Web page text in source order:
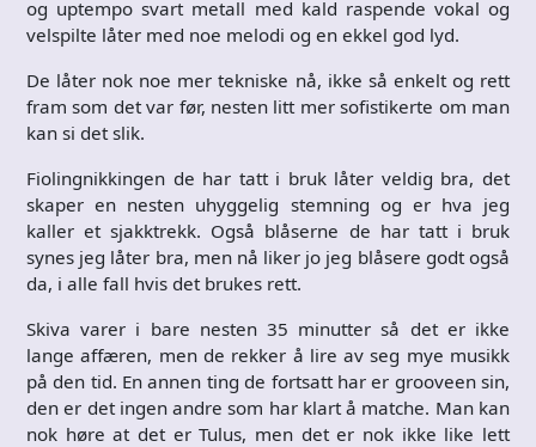
og uptempo svart metall med kald raspende vokal og
velspilte låter med noe melodi og en ekkel god lyd.
De låter nok noe mer tekniske nå, ikke så enkelt og rett
fram som det var før, nesten litt mer sofistikerte om man
kan si det slik.
Fiolingnikkingen de har tatt i bruk låter veldig bra, det
skaper en nesten uhyggelig stemning og er hva jeg
kaller et sjakktrekk. Også blåserne de har tatt i bruk
synes jeg låter bra, men nå liker jo jeg blåsere godt også
da, i alle fall hvis det brukes rett.
Skiva varer i bare nesten 35 minutter så det er ikke
lange affæren, men de rekker å lire av seg mye musikk
på den tid. En annen ting de fortsatt har er grooveen sin,
den er det ingen andre som har klart å matche. Man kan
nok høre at det er Tulus, men det er nok ikke like lett